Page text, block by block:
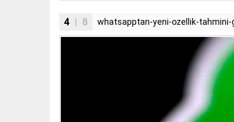
4 | 8 whatsapptan-yeni-ozellik-tahmini-